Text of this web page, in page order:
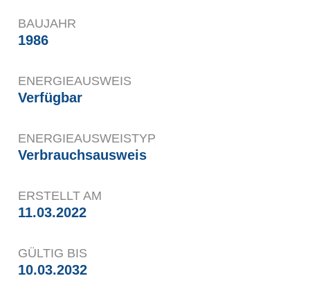
BAUJAHR
1986
ENERGIEAUSWEIS
Verfügbar
ENERGIE­AUSWEISTYP
Verbrauchsausweis
ERSTELLT AM
11.03.2022
GÜLTIG BIS
10.03.2032